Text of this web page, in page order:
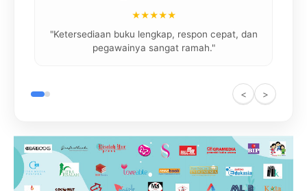
★★★★★
"Ketersediaan buku lengkap, respon cepat, dan
pegawainya sangat ramah."
< >